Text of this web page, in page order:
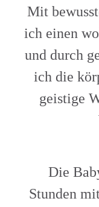
Mit
ich einen
und durch
ich die
geistige
Die
Stunden